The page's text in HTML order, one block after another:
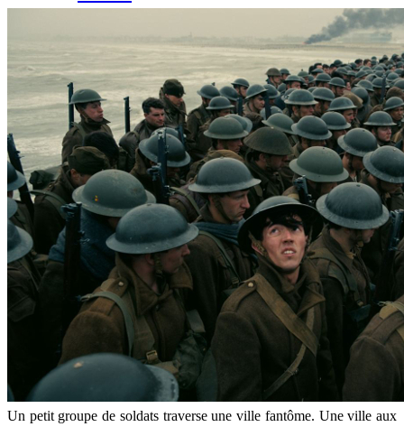
Un petit groupe de soldats traverse une ville fantôme. Une ville aux